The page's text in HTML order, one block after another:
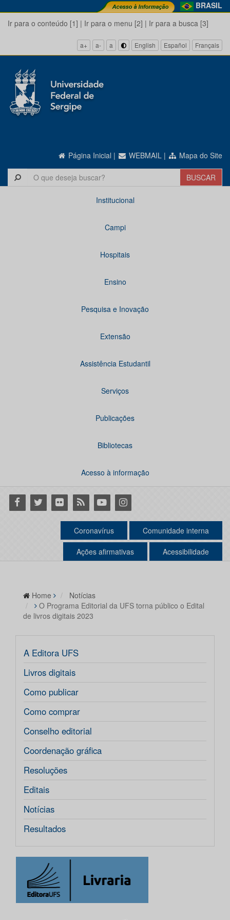
BRASIL
Ir para o conteúdo [1] | Ir para o menu [2] | Ir para a busca [3]
a+ a- a English Español Français
Página Inicial | WEBMAIL | Mapa do Site
Institucional
Campi
Hospitais
Ensino
Pesquisa e Inovação
Extensão
Assistência Estudantil
Serviços
Publicações
Bibliotecas
Acesso à informação
Facebook
Twitter Flickr RSS YoutubeInstagram
Coronavírus Comunidade interna
Ações afirmativas Acessibilidade
Home
Notícias
O Programa Editorial da UFS torna público o Edital
de livros digitais 2023
A Editora UFS
Livros digitais
Como publicar
Como comprar
Conselho editorial
Coordenação gráfica
Resoluções
Editais
Notícias
Resultados